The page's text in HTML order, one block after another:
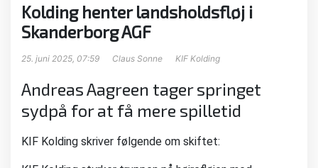
Kolding henter landsholdsfløj i
Skanderborg AGF
25. juni 2025, 07:59 Claus Sonne KIF Kolding
Andreas Aagreen tager springet
sydpå for at få mere spilletid
KIF Kolding skriver følgende om skiftet: